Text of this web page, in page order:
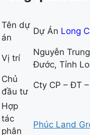
Tên dự
án
Dự Án Long
Vị trí
Nguyễn
Đước, Tỉnh
Chủ
đầu tư
Cty CP – ĐT
Hợp
tác
phân
Phúc Land